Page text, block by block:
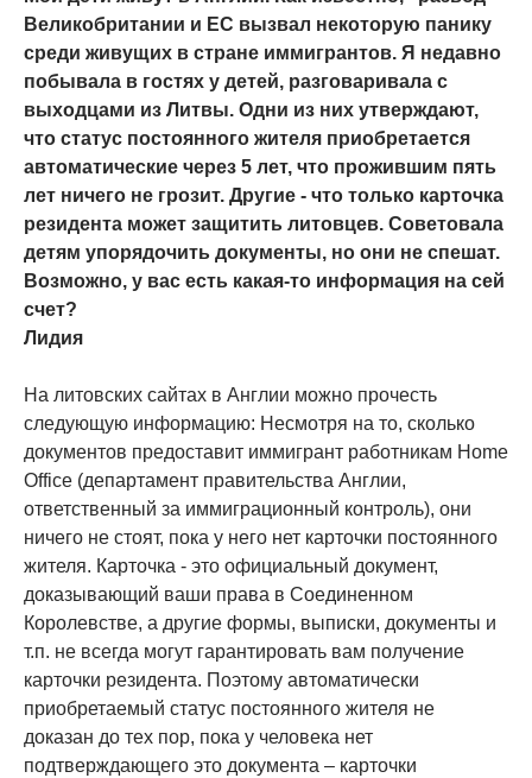
Великобритании и ЕС вызвал некоторую панику
среди живущих в стране иммигрантов. Я недавно
побывала в гостях у детей, разговаривала с
выходцами из Литвы. Одни из них утверждают,
что статус постоянного жителя приобретается
автоматические через 5 лет, что прожившим пять
лет ничего не грозит. Другие - что только карточка
резидента может защитить литовцев. Советовала
детям упорядочить документы, но они не спешат.
Возможно, у вас есть какая-то информация на сей
счет?
Лидия
На литовских сайтах в Англии можно прочесть
следующую информацию: Несмотря на то, сколько
документов предоставит иммигрант работникам Home
Office (департамент правительства Англии,
ответственный за иммиграционный контроль), они
ничего не стоят, пока у него нет карточки постоянного
жителя. Карточка - это официальный документ,
доказывающий ваши права в Соединенном
Королевстве, а другие формы, выписки, документы и
т.п. не всегда могут гарантировать вам получение
карточки резидента. Поэтому автоматически
приобретаемый статус постоянного жителя не
доказан до тех пор, пока у человека нет
подтверждающего это документа – карточки